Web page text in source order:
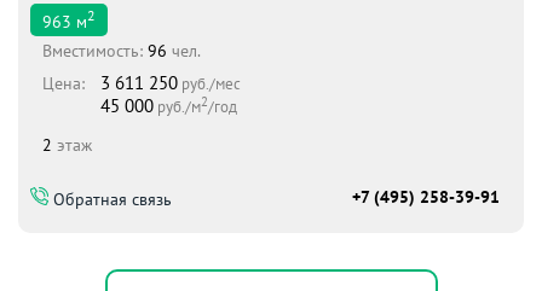
963 м2
Вместимоcть: 96 чел.
Цена:
3 611 250 руб./мес
45 000 руб./м2/год
2 этаж
Обратная связь +7 (495) 258-39-91